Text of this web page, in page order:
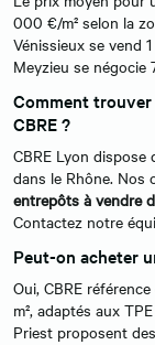
000 €/m² selon la
Vénissieux se vend
Meyzieu se négocie
Comment
CBRE ?
CBRE Lyon
dans le Rhône. Nos
entrepôts à vendre
Contactez notre
Peut-on acheter
Oui, CBRE référence
m², adaptés aux
Priest proposent